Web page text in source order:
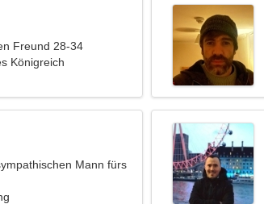
Freund 28-34
Königreich
Mann fürs